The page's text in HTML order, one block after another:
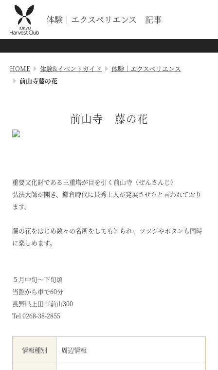
体験｜エクスペリエンス 記事
HOME 体験&イベントガイド
体験｜エクスペリエンス
前山寺藤の花
前山寺 藤の花
重要文化財である三重塔が目を引く前山寺（ぜんさんじ）
弘法大師が開き、鎌倉時代に長秀上人が発展させたと言われており
ます。
藤の花をはじめ数々の名所をしても知られ、ツツジやボタンも同時
に楽しめます。
５月中旬～下旬頃
当館から車で60分
長野県上田市前山300
Tel 0268-38-2855
情報種別 周辺情報